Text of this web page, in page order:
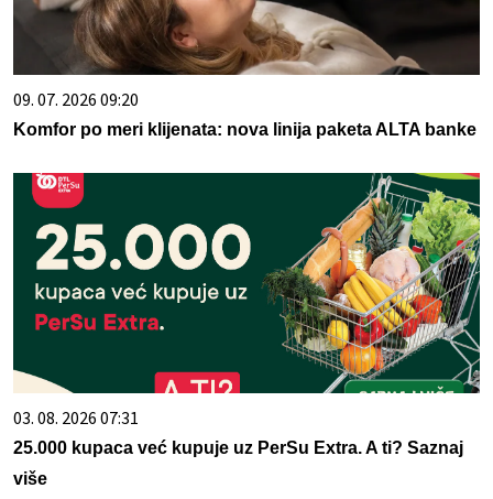
09. 07. 2026 09:20
Komfor po meri klijenata: nova linija paketa ALTA banke
03. 08. 2026 07:31
25.000 kupaca već kupuje uz PerSu Extra. A ti? Saznaj
više